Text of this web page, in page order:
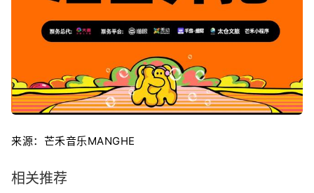
来源：芒禾音乐MANGHE
相关推荐